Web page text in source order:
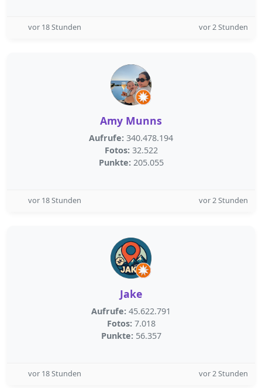
vor 18 Stunden vor 2 Stunden
Amy Munns
Aufrufe: 340.478.194
Fotos: 32.522
Punkte: 205.055
vor 18 Stunden vor 2 Stunden
Jake
Aufrufe: 45.622.791
Fotos: 7.018
Punkte: 56.357
vor 18 Stunden vor 2 Stunden